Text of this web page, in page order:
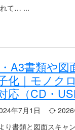
て…
A3書類や図
化｜モノク
応（CD・
年7月1日
り書類と図面スキャ